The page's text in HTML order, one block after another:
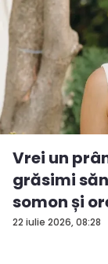
22 iulie 2026, 08:28
Vrei un
grăsimi
somon și